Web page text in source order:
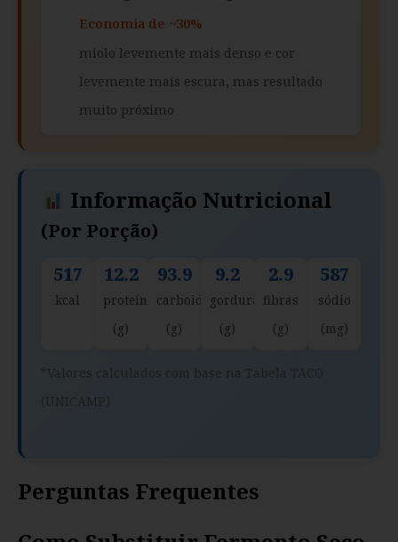
Economia de ~30%
miolo levemente mais denso e cor
levemente mais escura, mas resultado
muito próximo
Informação Nutricional
(por Porção)
517
kcal
12.2
proteína
(g)
93.9
carboidratos
(g)
9.2
gorduras
(g)
2.9
fibras
(g)
587
sódio
(mg)
Perguntas Frequentes